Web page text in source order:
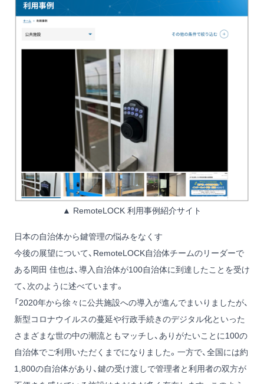
▲ RemoteLOCK 利用事例紹介サイト
日本の自治体から鍵管理の悩みをなくす
今後の展望について、RemoteLOCK自治体チームのリーダーで
ある岡田 佳也は、導入自治体が100自治体に到達したことを受け
て、次のように述べています。
「2020年から徐々に公共施設への導入が進んでまいりましたが、
新型コロナウイルスの蔓延や行政手続きのデジタル化といった
さまざまな世の中の潮流ともマッチし、ありがたいことに100の
自治体でご利用いただくまでになりました。一方で、全国には約
1,800の自治体があり、鍵の受け渡しで管理者と利用者の双方が